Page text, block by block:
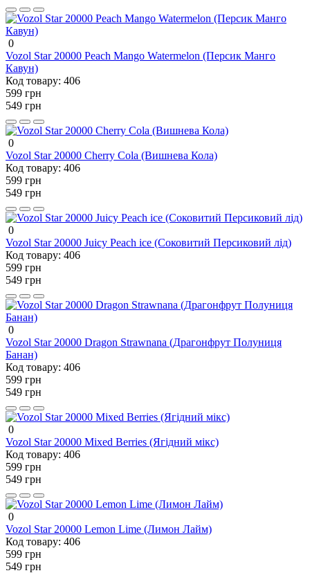
0
Vozol Star 20000 Peach Mango Watermelon (Персик Манго
Кавун)
Код товару: 406
599 грн
549 грн
0
Vozol Star 20000 Cherry Cola (Вишнева Кола)
Код товару: 406
599 грн
549 грн
0
Vozol Star 20000 Juicy Peach ice (Соковитий Персиковий лід)
Код товару: 406
599 грн
549 грн
0
Vozol Star 20000 Dragon Strawnana (Драгонфрут Полуниця
Банан)
Код товару: 406
599 грн
549 грн
0
Vozol Star 20000 Mixed Berries (Ягідний мікс)
Код товару: 406
599 грн
549 грн
0
Vozol Star 20000 Lemon Lime (Лимон Лайм)
Код товару: 406
599 грн
549 грн